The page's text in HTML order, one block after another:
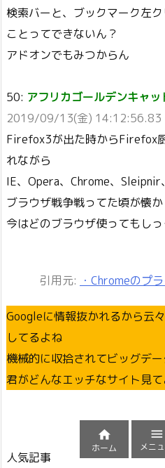
検索バーと、ブックマーク左
ことってできないん？
アドオンでもみつからん
50: アフリカゴールデンキャ
2019/09/13(金) 14:12:56.83
Firefox3が出た時からFirefox
れながら
IE、Opera、Chrome、Sleipnir
ブラウザ戦争戦ってた頃が懐
今はどのブラウザ使ってもし
引用元: ・Chromeのプ
Googleに情報抜かれるから云
してるよね
機械的に収拾されてビッグデ
君がどんなエッチなサイト見
人気記事

ホーム

メニ